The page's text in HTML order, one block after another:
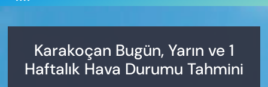
Karakoçan Bugün, Yarın ve 1
Haftalık Hava Durumu Tahmini
YENİ MEDYADA EMEK
GAZETECİLİĞİNİ GELİŞTİRMEK
Trafik Durumu
Süper Lig Puan Durumu ve Fikstür